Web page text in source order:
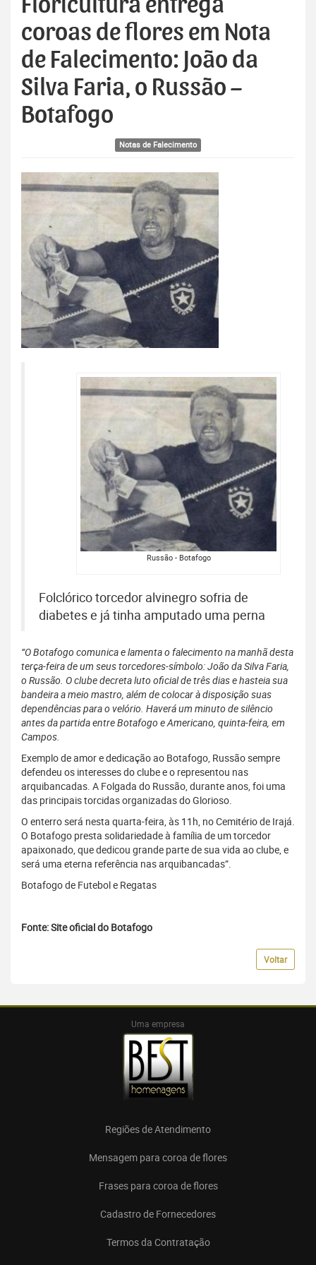
Floricultura entrega
coroas de flores em Nota
de Falecimento: João da
Silva Faria, o Russão –
Botafogo
Notas de Falecimento
Russão - Botafogo
Folclórico torcedor alvinegro sofria de
diabetes e já tinha amputado uma perna
“O Botafogo comunica e lamenta o falecimento na manhã desta
terça-feira de um seus torcedores-símbolo: João da Silva Faria,
o Russão. O clube decreta luto oficial de três dias e hasteia sua
bandeira a meio mastro, além de colocar à disposição suas
dependências para o velório. Haverá um minuto de silêncio
antes da partida entre Botafogo e Americano, quinta-feira, em
Campos.
Exemplo de amor e dedicação ao Botafogo, Russão sempre
defendeu os interesses do clube e o representou nas
arquibancadas. A Folgada do Russão, durante anos, foi uma
das principais torcidas organizadas do Glorioso.
O enterro será nesta quarta-feira, às 11h, no Cemitério de Irajá.
O Botafogo presta solidariedade à família de um torcedor
apaixonado, que dedicou grande parte de sua vida ao clube, e
será uma eterna referência nas arquibancadas”.
Botafogo de Futebol e Regatas
Fonte: Site oficial do Botafogo
Voltar
Uma empresa
Regiões de Atendimento
Mensagem para coroa de flores
Frases para coroa de flores
Cadastro de Fornecedores
Termos da Contratação